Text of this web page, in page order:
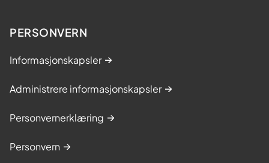
PERSONVERN
Informasjonskapsler
Administrere informasjonskapsler
Personvernerklæring
Personvern